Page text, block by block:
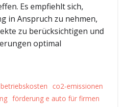
Es empfiehlt sich,
in Anspruch zu nehmen,
zu berücksichtigen und
optimal
betriebskosten
co2-emissionen
förderung e auto für firmen